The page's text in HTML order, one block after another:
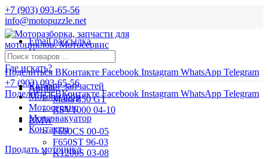
+7 (903) 093-65-56
info@motopuzzle.net
Email рассылка
Новости
Поделиться ВКонтакте Facebook Instagram WhatsApp Telegram
+7 (903) 093-65-56
Поделиться ВКонтакте Facebook Instagram WhatsApp Telegram
Где искать?
Aprilia
Mana 850 GT
RSV1000 04-10
BMW
F650CS 00-05
F650ST 96-03
K1200S 03-08
Каталог запчастей
Мотоподбор
Мотосервис
Мотоэвакуатор
Контакты
Продать мотоцикл